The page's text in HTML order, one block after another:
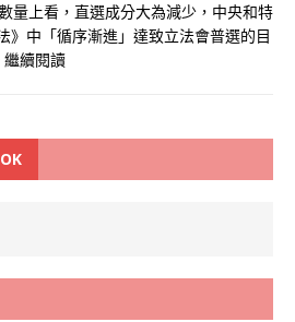
量上看，直選成分大為減少，中央和特
》中「循序漸進」達致立法會普選的目
繼續閱讀